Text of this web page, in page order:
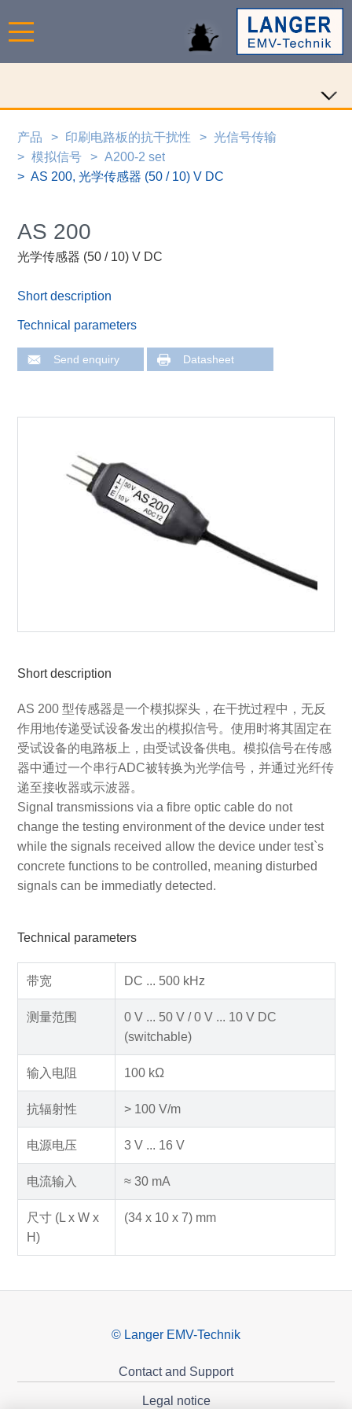
产品 印刷电路板的抗干扰性
光信号传输
模拟信号
A200-2 set
AS 200, 光学传感器 (50 / 10) V DC
AS 200
光学传感器 (50 / 10) V DC
Short description
Technical parameters
Send enquiry Datasheet
Short description
AS 200 型传感器是一个模拟探头，在干扰过程中，无反
作用地传递受试设备发出的模拟信号。使用时将其固定在
受试设备的电路板上，由受试设备供电。模拟信号在传感
器中通过一个串行ADC被转换为光学信号，并通过光纤传
递至接收器或示波器。
Signal transmissions via a fibre optic cable do not
change the testing environment of the device under test
while the signals received allow the device under test`s
concrete functions to be controlled, meaning disturbed
signals can be immediatly detected.
Technical parameters
带宽 DC ... 500 kHz
测量范围
0 V ... 50 V / 0 V ... 10 V DC
(switchable)
输入电阻 100 kΩ
抗辐射性 > 100 V/m
电源电压 3 V ... 16 V
电流输入 ≈ 30 mA
尺寸 (L x W x
H)
(34 x 10 x 7) mm
© Langer EMV-Technik
Contact and Support
Legal notice